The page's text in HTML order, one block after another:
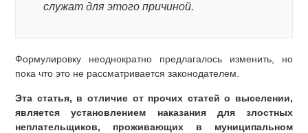
служат для этого причиной.
Формулировку неоднократно предлагалось изменить, но
пока что это не рассматривается законодателем.
Эта статья, в отличие от прочих статей о выселении,
является установлением наказания для злостных
неплательщиков, проживающих в муниципальном